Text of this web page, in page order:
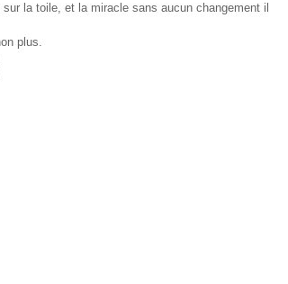
la toile, et la miracle sans aucun changement il
plus.